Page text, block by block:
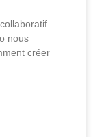
nous
créer